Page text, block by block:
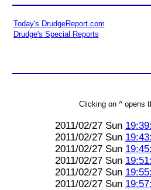
Today's DrudgeReport.com
Drudge's Special Reports
Clicking on ^ opens
2011/02/27 Sun
2011/02/27 Sun
2011/02/27 Sun
2011/02/27 Sun
2011/02/27 Sun
2011/02/27 Sun